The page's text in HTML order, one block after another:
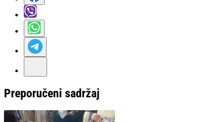
Preporučeni sadržaj